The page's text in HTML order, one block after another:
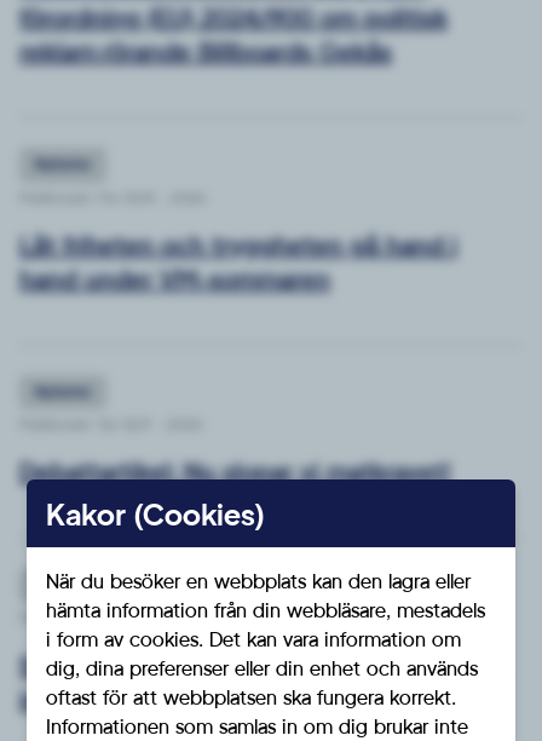
förordning (EU) 2024/900 om politisk
reklam rörande Billboards Gekås
Låt friheten och tryggheten gå hand i
hand under VM-sommaren
Debattartikel: Nu slopar vi matkravet!
Nyheter
Publicerat: Fre 6/3 - 2026
Svar till Centerpartiet: Vården ska stärkas,
inte användas till politisk vilseledning
Kakor (Cookies)
När du besöker en webbplats kan den lagra eller
hämta information från din webbläsare, mestadels
i form av cookies. Det kan vara information om
dig, dina preferenser eller din enhet och används
oftast för att webbplatsen ska fungera korrekt.
Informationen som samlas in om dig brukar inte